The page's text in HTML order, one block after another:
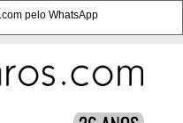
pelo WhatsApp